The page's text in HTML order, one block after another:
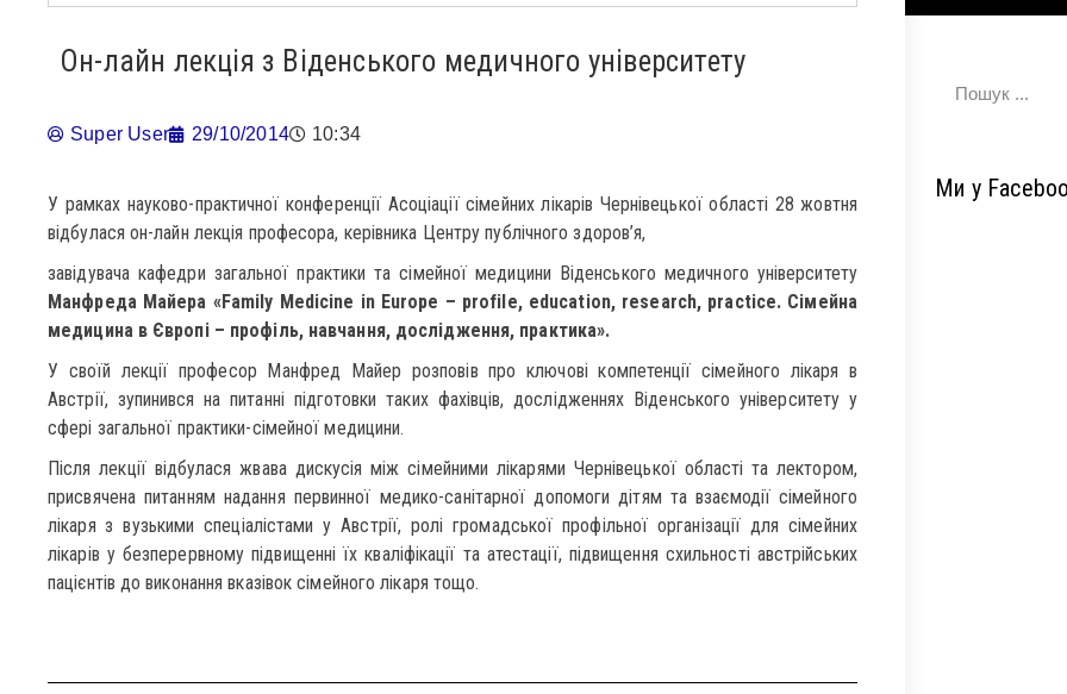
Он-лайн лекція з Віденського медичного університету
Super User 29/10/2014 10:34
У рамках науково-практичної конференції Асоціації сімейних лікарів Чернівецької області 28 жовтня
відбулася он-лайн лекція професора, керівника Центру публічного здоров’я,
завідувача кафедри загальної практики та сімейної медицини Віденського медичного університету
Манфреда Майера «Family Medicine in Europe – profile, education, research, practice. Сімейна
медицина в Європі – профіль, навчання, дослідження, практика».
У своїй лекції професор Манфред Майер розповів про ключові компетенції сімейного лікаря в
Австрії, зупинився на питанні підготовки таких фахівців, дослідженнях Віденського університету у
сфері загальної практики-сімейної медицини.
Після лекції відбулася жвава дискусія між сімейними лікарями Чернівецької області та лектором,
присвячена питанням надання первинної медико-санітарної допомоги дітям та взаємодії сімейного
лікаря з вузькими спеціалістами у Австрії, ролі громадської профільної організації для сімейних
лікарів у безперервному підвищенні їх кваліфікації та атестації, підвищення схильності австрійських
пацієнтів до виконання вказівок сімейного лікаря тощо.
Ми у